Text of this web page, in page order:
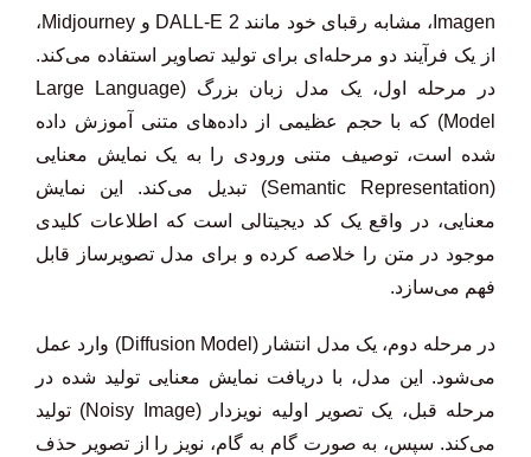
Imagen، مشابه رقبای خود مانند DALL-E 2 و Midjourney،
از یک فرآیند دو مرحله‌ای برای تولید تصاویر استفاده می‌کند.
در مرحله اول، یک مدل زبان بزرگ (Large Language
Model) که با حجم عظیمی از داده‌های متنی آموزش داده
شده است، توصیف متنی ورودی را به یک نمایش معنایی
(Semantic Representation) تبدیل می‌کند. این نمایش
معنایی، در واقع یک کد دیجیتالی است که اطلاعات کلیدی
موجود در متن را خلاصه کرده و برای مدل تصویرساز قابل
فهم می‌سازد.
در مرحله دوم، یک مدل انتشار (Diffusion Model) وارد عمل
می‌شود. این مدل، با دریافت نمایش معنایی تولید شده در
مرحله قبل، یک تصویر اولیه نویزدار (Noisy Image) تولید
می‌کند. سپس، به صورت گام به گام، نویز را از تصویر حذف